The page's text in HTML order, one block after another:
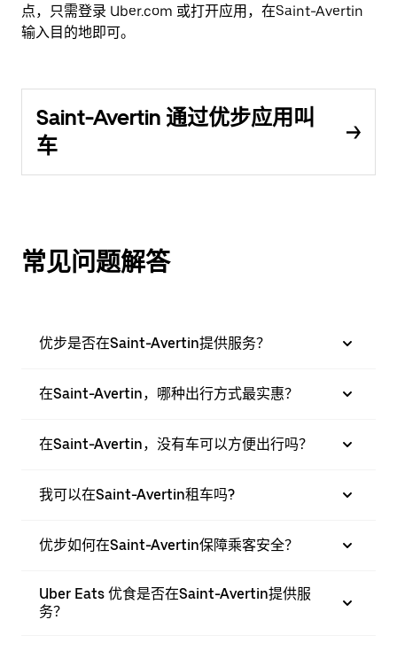
点，只需登录 Uber.com 或打开应用，在Saint-Avertin
输入目的地即可。
Saint-Avertin 通过优步应用叫
车
常见问题解答
优步是否在Saint-Avertin提供服务？
在Saint-Avertin，哪种出行方式最实惠？
在Saint-Avertin，没有车可以方便出行吗？
我可以在Saint-Avertin租车吗?
优步如何在Saint-Avertin保障乘客安全？
Uber Eats 优食是否在Saint-Avertin提供服
务？